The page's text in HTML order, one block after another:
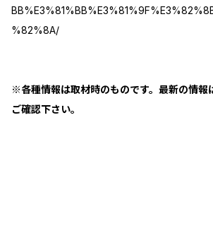
%82%8A/
※各種情報は取材時のものです。最新の情報
ご確認下さい。